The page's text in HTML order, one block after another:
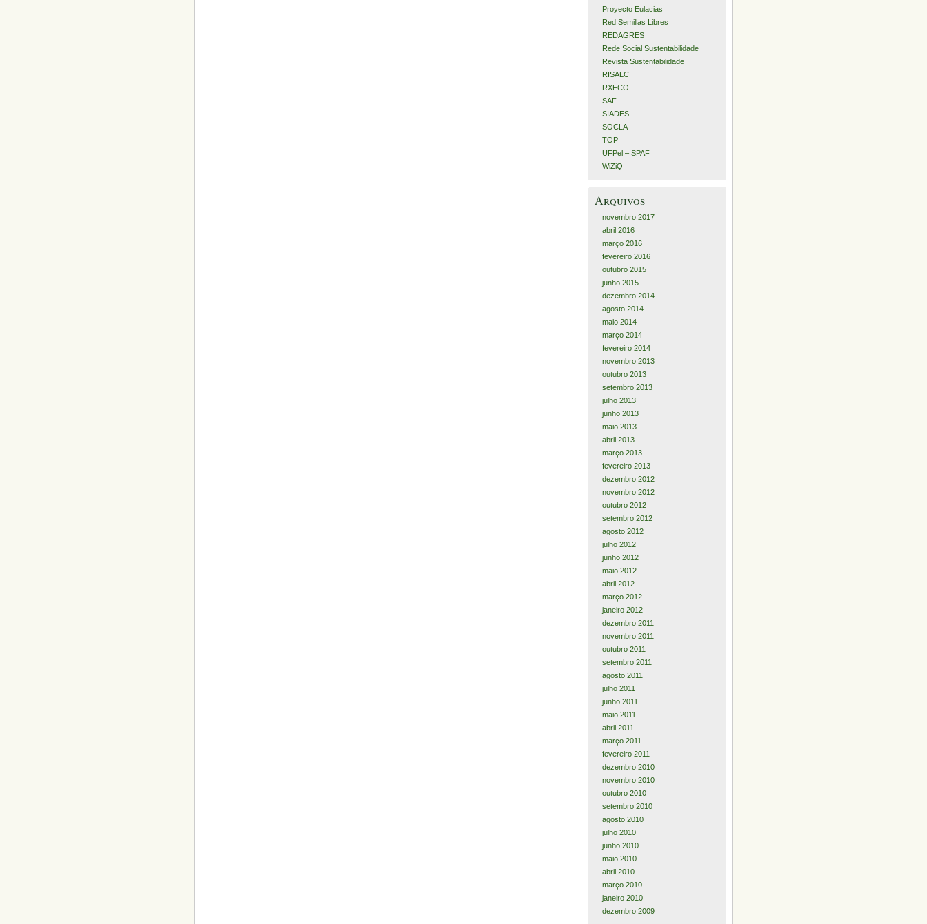
Proyecto Eulacias
Red Semillas Libres
REDAGRES
Rede Social Sustentabilidade
Revista Sustentabilidade
RISALC
RXECO
SAF
SIADES
SOCLA
TOP
UFPel – SPAF
WiZiQ
Arquivos
novembro 2017
abril 2016
março 2016
fevereiro 2016
outubro 2015
junho 2015
dezembro 2014
agosto 2014
maio 2014
março 2014
fevereiro 2014
novembro 2013
outubro 2013
setembro 2013
julho 2013
junho 2013
maio 2013
abril 2013
março 2013
fevereiro 2013
dezembro 2012
novembro 2012
outubro 2012
setembro 2012
agosto 2012
julho 2012
junho 2012
maio 2012
abril 2012
março 2012
janeiro 2012
dezembro 2011
novembro 2011
outubro 2011
setembro 2011
agosto 2011
julho 2011
junho 2011
maio 2011
abril 2011
março 2011
fevereiro 2011
dezembro 2010
novembro 2010
outubro 2010
setembro 2010
agosto 2010
julho 2010
junho 2010
maio 2010
abril 2010
março 2010
janeiro 2010
dezembro 2009